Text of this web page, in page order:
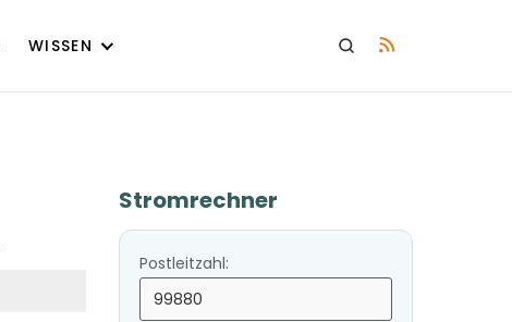
WISSEN
Stromrechner
Postleitzahl: